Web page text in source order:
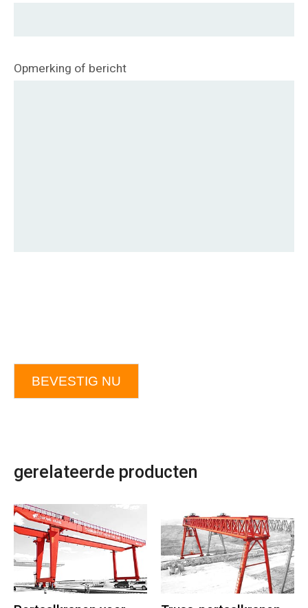
Opmerking of bericht
BEVESTIG NU
gerelateerde producten